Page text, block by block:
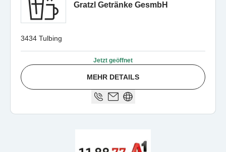
Gratzl Getränke GesmbH
3434 Tulbing
Jetzt geöffnet
MEHR DETAILS